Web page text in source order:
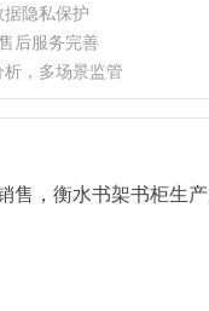
隐私保护
后服务完善
，多场景监管
售，衡水书架书柜生